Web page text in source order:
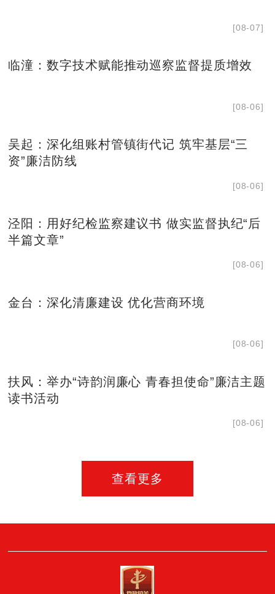
[08-07]
临潼：数字技术赋能推动巡察监督提质增效
[08-06]
吴起：深化组账村管镇街代记 筑牢基层“三
资”廉洁防线
[08-06]
泾阳：用好纪检监察建议书 做实监督执纪“后
半篇文章”
[08-06]
金台：深化清廉建设 优化营商环境
[08-06]
扶风：举办“诗韵润廉心 青春担使命”廉洁主题
读书活动
[08-06]
查看更多